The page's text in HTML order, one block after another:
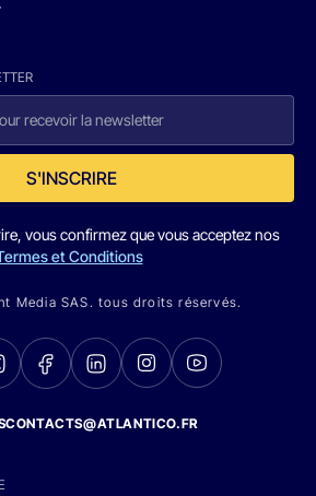
S'INSCRIRE
vous confirmez que vous acceptez nos
et Conditions
Media SAS. tous droits réservés.